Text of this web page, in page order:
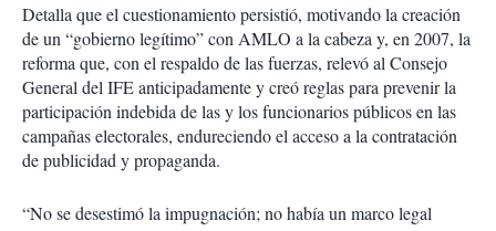
Detalla que el cuestionamiento persistió, motivando la creación
de un “gobierno legítimo” con AMLO a la cabeza y, en 2007, la
reforma que, con el respaldo de las fuerzas, relevó al Consejo
General del IFE anticipadamente y creó reglas para prevenir la
participación indebida de las y los funcionarios públicos en las
campañas electorales, endureciendo el acceso a la contratación
de publicidad y propaganda.
“No se desestimó la impugnación; no había un marco legal